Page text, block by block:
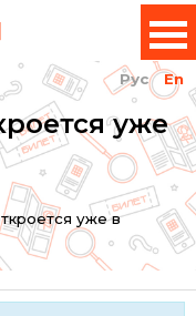
Рус En
уже
уже в